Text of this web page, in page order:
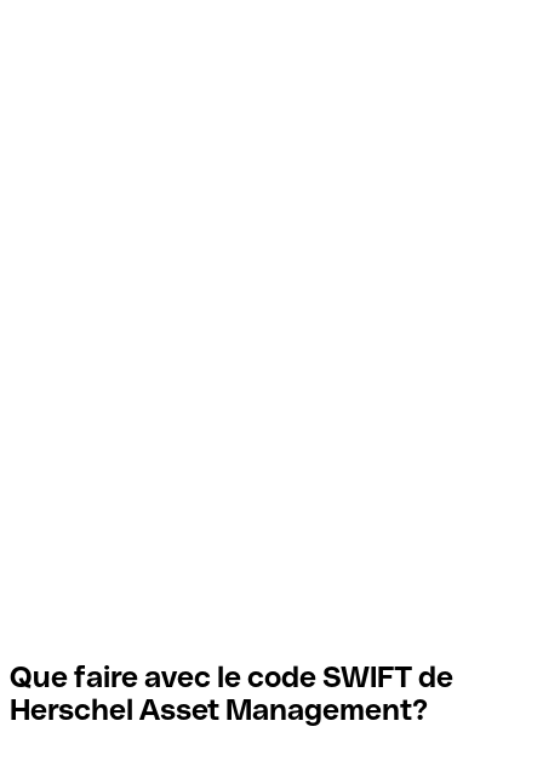
Que faire avec le code SWIFT de
Herschel Asset Management?